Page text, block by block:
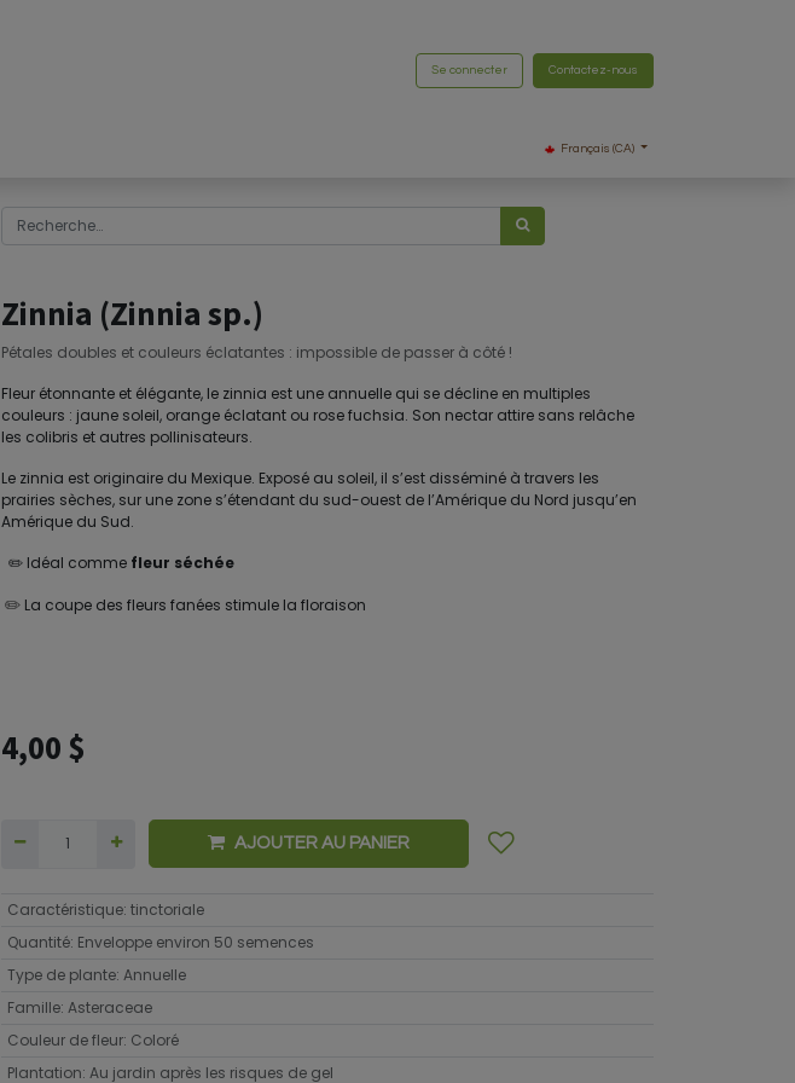
Se connecter Contactez-nous
Français (CA)
Zinnia (Zinnia sp.)
Pétales doubles et couleurs éclatantes : impossible de passer à côté !
Fleur étonnante et élégante, le zinnia est une annuelle qui se décline en multiples
couleurs : jaune soleil, orange éclatant ou rose fuchsia. Son nectar attire sans relâche
les colibris et autres pollinisateurs.
Le zinnia est originaire du Mexique. Exposé au soleil, il s’est disséminé à travers les
prairies sèches, sur une zone s’étendant du sud-ouest de l’Amérique du Nord jusqu’en
Amérique du Sud.
✏️ Idéal comme fleur séchée
✏️ La coupe des fleurs fanées stimule la floraison
4,00 $
AJOUTER AU PANIER
Caractéristique: tinctoriale
Quantité: Enveloppe environ 50 semences
Type de plante: Annuelle
Famille: Asteraceae
Couleur de fleur: Coloré
Plantation: Au jardin après les risques de gel